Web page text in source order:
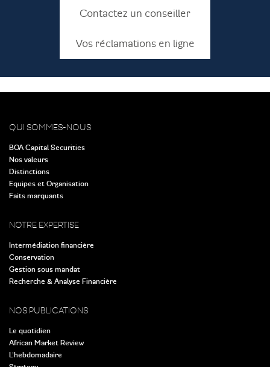
Contactez un conseiller
Vos réclamations en ligne
QUI SOMMES-NOUS
BOA Capital Securities
Nos valeurs
Distinctions
Equipes et Organisation
Faits marquants
NOTRE EXPERTISE
Intermédiation financière
Conservation
Gestion sous mandat
Recherche & Analyse Financière
NOS PUBLICATIONS
Le quotidien
African Market Review
L’hebdomadaire